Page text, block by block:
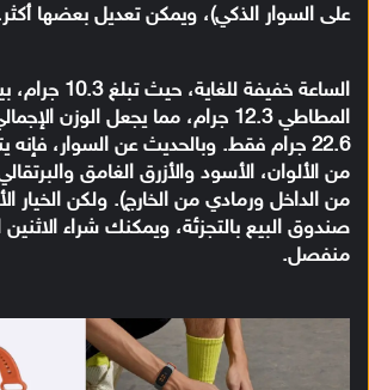
على السوار الذكي)، ويمكن تعديل بعضها
الساعة خفيفة
المطاطي 12.3 جرام، مما يجعل الوزن
22.6 جرام فقط. وبالحديث عن السوار، فإنه
من الألوان، الأسود والأزرق الغامق
من الداخل ورمادي من الخارج). ولكن الخيار
صندوق البيع بالتجزئة، ويمكنك شراء
منفصل.